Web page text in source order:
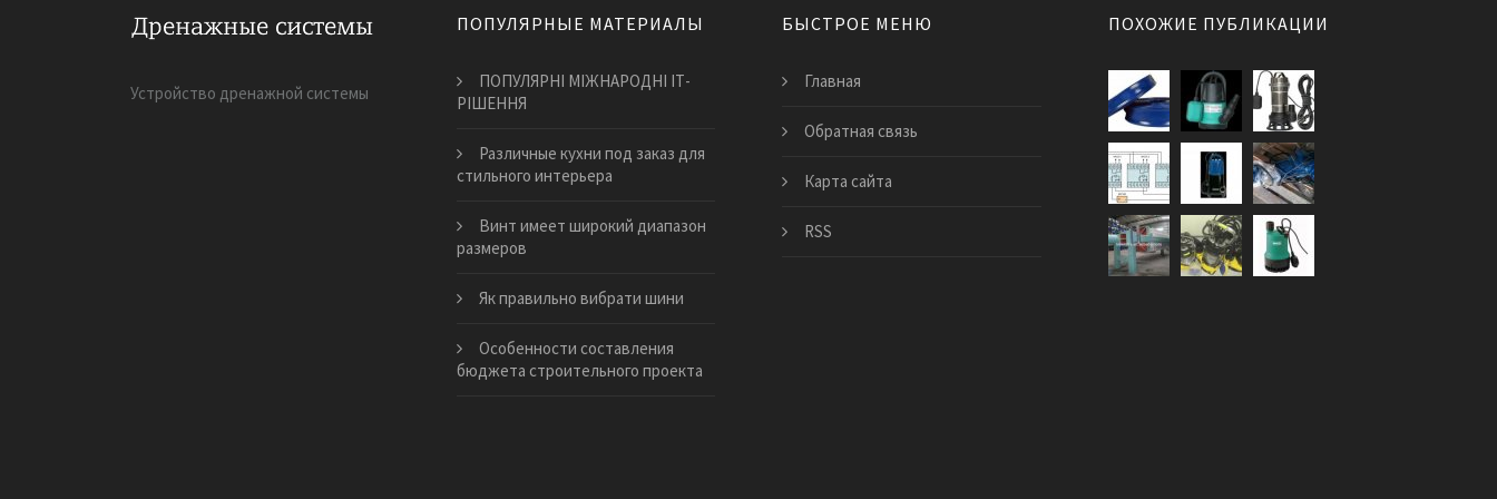
Устройство дренажной системы
ПОПУЛЯРНЫЕ МАТЕРИАЛЫ
ПОПУЛЯРНІ МІЖНАРОДНІ ІТ-
РІШЕННЯ
Различные кухни под заказ для
стильного интерьера
Винт имеет широкий диапазон
размеров
​Як правильно вибрати шини
Особенности составления
бюджета строительного проекта
БЫСТРОЕ МЕНЮ
Главная
Обратная связь
Карта сайта
RSS
ПОХОЖИЕ ПУБЛИКАЦИИ